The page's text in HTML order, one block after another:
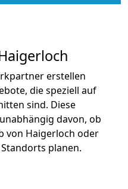
erstellen
die speziell auf
sind. Diese
davon, ob
von Haigerloch oder
planen.